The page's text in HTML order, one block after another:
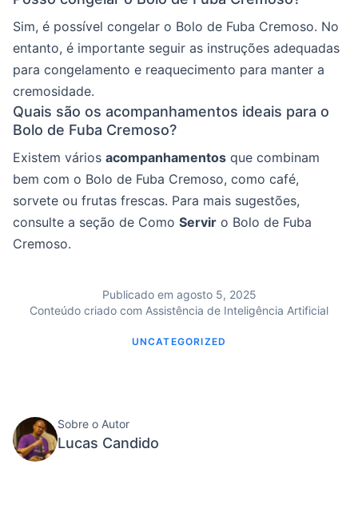
Sim, é possível congelar o Bolo de Fuba Cremoso. No
entanto, é importante seguir as instruções adequadas
para congelamento e reaquecimento para manter a
cremosidade.
Quais são os acompanhamentos ideais para o
Bolo de Fuba Cremoso?
Existem vários acompanhamentos que combinam
bem com o Bolo de Fuba Cremoso, como café,
sorvete ou frutas frescas. Para mais sugestões,
consulte a seção de Como Servir o Bolo de Fuba
Cremoso.
Publicado em agosto 5, 2025
Conteúdo criado com Assistência de Inteligência Artificial
UNCATEGORIZED
Sobre o Autor
Lucas Candido